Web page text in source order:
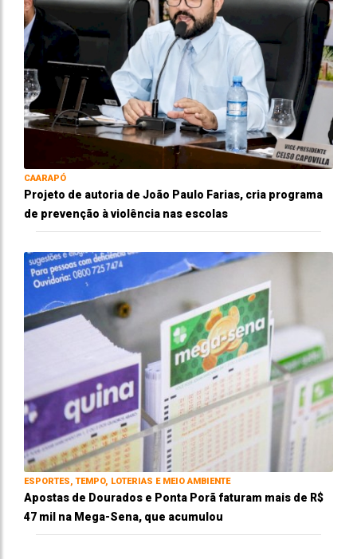
CAARAPÓ
Projeto de autoria de João Paulo Farias, cria programa
de prevenção à violência nas escolas
ESPORTES, TEMPO, LOTERIAS E MEIO AMBIENTE
Apostas de Dourados e Ponta Porã faturam mais de R$
47 mil na Mega-Sena, que acumulou